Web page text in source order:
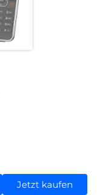
Jetzt kaufen